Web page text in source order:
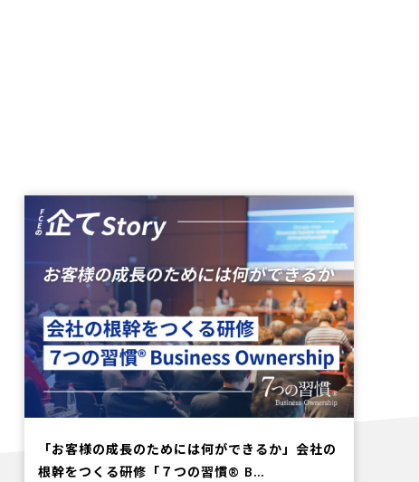
「お客様の成長のためには何ができるか」会社の
根幹をつくる研修「７つの習慣®︎ B…